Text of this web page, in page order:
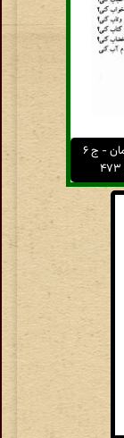
دیوان صائب تبریزی - به کوشش محمد قهرمان - ج ۶